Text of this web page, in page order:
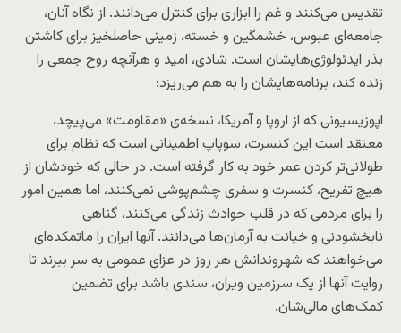
تقدیس می‌کنند و غم را ابزاری برای کنترل می‌دانند. از نگاه آنان،
جامعه‌ای عبوس، خشمگین و خسته، زمینی حاصلخیز برای کاشتن
بذر ایدئولوژی‌هایشان است. شادی، امید و هرآنچه روح جمعی را
زنده کند، برنامه‌هایشان را به هم می‌ریزد؛
اپوزیسیونی که از اروپا و آمریکا، نسخه‌ی «مقاومت» می‌پیچد،
معتقد است این کنسرت، سوپاپ اطمینانی است که نظام برای
طولانی‌تر کردن عمر خود به کار گرفته است. در حالی که خودشان از
هیچ تفریح، کنسرت و سفری چشم‌پوشی نمی‌کنند، اما همین امور
را برای مردمی که در قلب حوادث زندگی می‌کنند، گناهی
نابخشودنی و خیانت به آرمان‌ها می‌دانند. آنها ایران را ماتمکده‌ای
می‌خواهند که شهروندانش هر روز در عزای عمومی به سر ببرند تا
روایت آنها از یک سرزمین ویران، سندی باشد برای تضمین
کمک‌های مالی‌شان.